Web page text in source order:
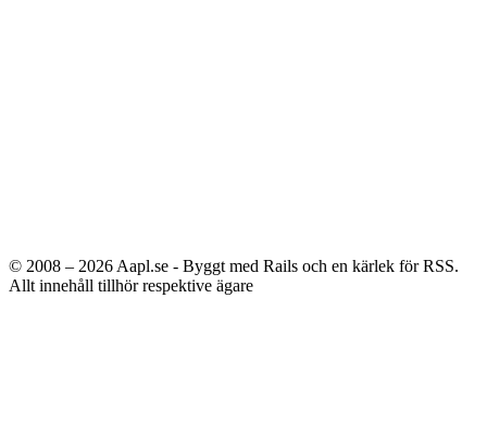
© 2008 – 2026 Aapl.se - Byggt med Rails och en kärlek för RSS.
Allt innehåll tillhör respektive ägare